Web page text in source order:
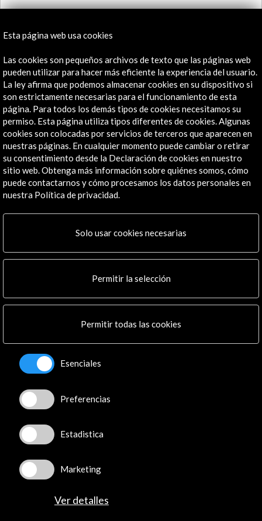
Recibe las últimas NOVEDADES
Suscríbete a nuestro boletín digital Ver último boletín
ALERTAS
AC/E
Contacta
info@accioncultural.es
+34 91 700 4000
José Abascal, 4 - 4º
28003 Madrid, España
Explora
Institucional
Programa PICE
Residencias
Noticias
Multimedia
Mapa Web
Boletín digital
Logo y crédito a AC/E
Esta página web usa cookies
Las cookies son pequeños archivos de texto que las páginas web
pueden utilizar para hacer más eficiente la experiencia del usuario.
La ley afirma que podemos almacenar cookies en su dispositivo si
son estrictamente necesarias para el funcionamiento de esta
página. Para todos los demás tipos de cookies necesitamos su
permiso. Esta página utiliza tipos diferentes de cookies. Algunas
cookies son colocadas por servicios de terceros que aparecen en
nuestras páginas. En cualquier momento puede cambiar o retirar
su consentimiento desde la Declaración de cookies en nuestro
sitio web. Obtenga más información sobre quiénes somos, cómo
puede contactarnos y cómo procesamos los datos personales en
nuestra Política de privacidad.
Solo usar cookies necesarias
Permitir la selección
Permitir todas las cookies
Esenciales
Preferencias
Estadistica
Marketing
Ver detalles